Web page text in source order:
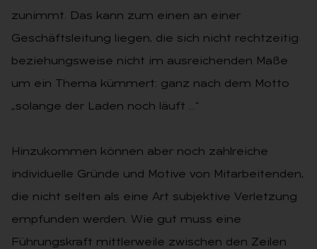
zunimmt. Das kann zum einen an einer
Geschäftsleitung liegen, die sich nicht rechtzeitig
beziehungsweise nicht im ausreichenden Maße
um ein Thema kümmert: ganz nach dem Motto
„solange der Laden noch läuft …“
Hinzukommen können aber noch zahlreiche
individuelle Gründe und Motive von Mitarbeitenden,
die nicht selten als eine Art subjektive Verletzung
empfunden werden. Wie gut muss eine
Führungskraft mittlerweile zwischen den Zeilen